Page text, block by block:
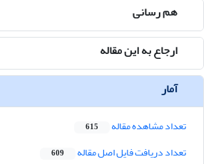
هم رسانی
ارجاع به این مقاله
آمار
تعداد مشاهده مقاله 615
تعداد دریافت فایل اصل مقاله 609